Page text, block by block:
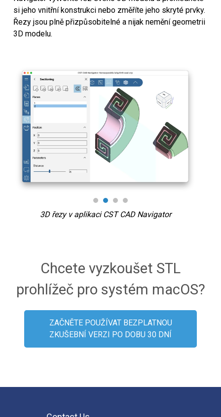
si jeho vnitřní konstrukci nebo změříte jeho skryté prvky.
Řezy jsou plně přizpůsobitelné a nijak nemění geometrii
3D modelu.
3D řezy v aplikaci CST CAD Navigator
Chcete vyzkoušet STL
prohlížeč pro systém macOS?
ZAČNĚTE POUŽÍVAT BEZPLATNOU
ZKUŠEBNÍ VERZI PO DOBU 30 DNÍ